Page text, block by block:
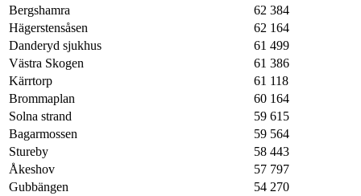
Bergshamra
62 384
Hägerstensåsen
62 164
Danderyd sjukhus
61 499
Västra Skogen
61 386
Kärrtorp
61 118
Brommaplan
60 164
Solna strand
59 615
Bagarmossen
59 564
Stureby
58 443
Åkeshov
57 797
Gubbängen
54 270